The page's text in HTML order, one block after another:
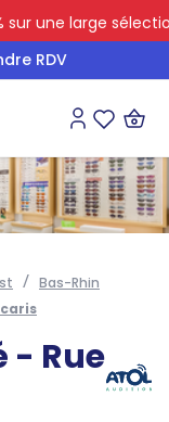
une large sélection
RDV
Connexion
Bas-Rhin
- Rue